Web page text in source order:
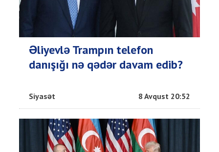
Əliyevlə Trampın telefon
danışığı nə qədər davam edib?
Siyasət 8 Avqust 20:52